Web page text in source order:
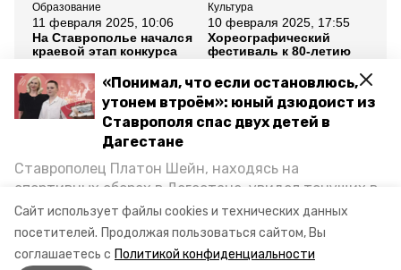
Сайт использует файлы cookies и технических данных
посетителей. Продолжая пользоваться сайтом, Вы
соглашаетесь с Политикой конфиденциальности
«Понимал, что если остановлюсь,
утонем втроём»: юный дзюдоист из
Ставрополя спас двух детей в
Дагестане
Ставрополец Платон Шейн, находясь на
спортивных сборах в Дегестане, увидел тонущих в
Каспийском море детей и бросился на помощь. По
возвращении домой, отважного мальчика
пригласили в министерство образования края и
Образование
11 февраля 2025, 10:06
На Ставрополье начался
краевой этап конкурса
Культура
10 февраля 2025, 17:55
Хореографический
фестиваль к 80-летию
Ставрополье
Все новости
конкурс дизайнеров аэропорт минвод
арт-объект